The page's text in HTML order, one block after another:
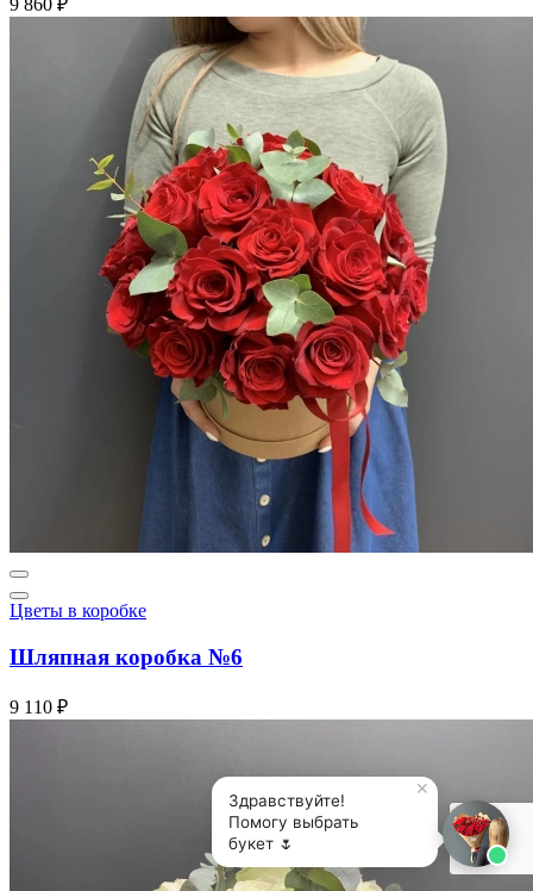
9 860 ₽
Цветы в коробке
Шляпная коробка №6
9 110 ₽